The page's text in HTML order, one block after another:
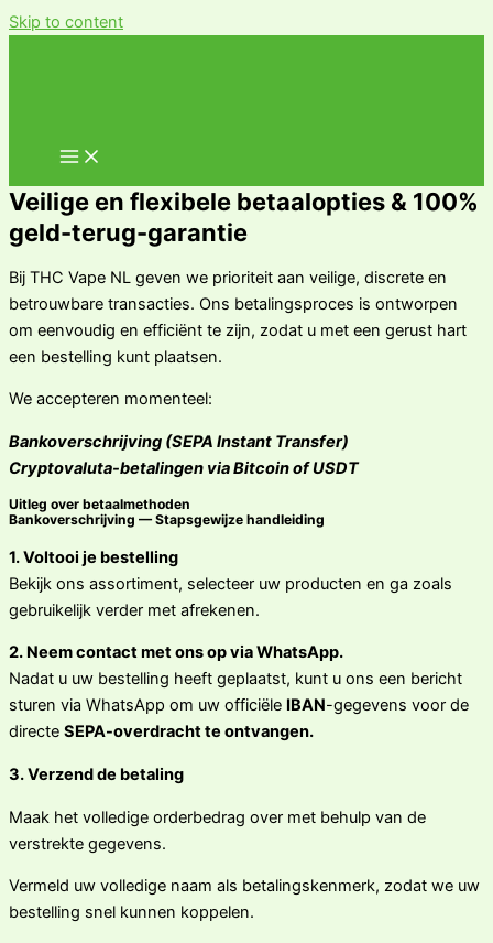
Skip to content
Veilige en flexibele betaalopties & 100%
geld-terug-garantie
Bij THC Vape NL geven we prioriteit aan veilige, discrete en
betrouwbare transacties. Ons betalingsproces is ontworpen
om eenvoudig en efficiënt te zijn, zodat u met een gerust hart
een bestelling kunt plaatsen.
We accepteren momenteel:
Bankoverschrijving (SEPA Instant Transfer)
Cryptovaluta-betalingen via Bitcoin of USDT
Uitleg over betaalmethoden
Bankoverschrijving — Stapsgewijze handleiding
1. Voltooi je bestelling
Bekijk ons assortiment, selecteer uw producten en ga zoals
gebruikelijk verder met afrekenen.
2. Neem contact met ons op via WhatsApp.
Nadat u uw bestelling heeft geplaatst, kunt u ons een bericht
sturen via WhatsApp om uw officiële IBAN-gegevens voor de
directe SEPA-overdracht te ontvangen.
3. Verzend de betaling
Maak het volledige orderbedrag over met behulp van de
verstrekte gegevens.
Vermeld uw volledige naam als betalingskenmerk, zodat we uw
bestelling snel kunnen koppelen.